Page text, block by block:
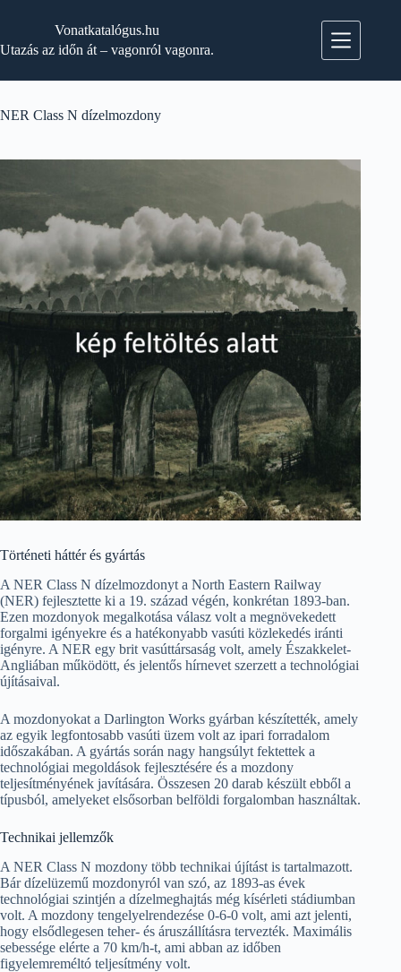
Vonatkatalógus.hu
Utazás az időn át – vagonról vagonra.
NER Class N dízelmozdony
Történeti háttér és gyártás
A NER Class N dízelmozdonyt a North Eastern Railway
(NER) fejlesztette ki a 19. század végén, konkrétan 1893-ban.
Ezen mozdonyok megalkotása válasz volt a megnövekedett
forgalmi igényekre és a hatékonyabb vasúti közlekedés iránti
igényre. A NER egy brit vasúttársaság volt, amely Északkelet-
Angliában működött, és jelentős hírnevet szerzett a technológiai
újításaival.
A mozdonyokat a Darlington Works gyárban készítették, amely
az egyik legfontosabb vasúti üzem volt az ipari forradalom
időszakában. A gyártás során nagy hangsúlyt fektettek a
technológiai megoldások fejlesztésére és a mozdony
teljesítményének javítására. Összesen 20 darab készült ebből a
típusból, amelyeket elsősorban belföldi forgalomban használtak.
Technikai jellemzők
A NER Class N mozdony több technikai újítást is tartalmazott.
Bár dízelüzemű mozdonyról van szó, az 1893-as évek
technológiai szintjén a dízelmeghajtás még kísérleti stádiumban
volt. A mozdony tengelyelrendezése 0-6-0 volt, ami azt jelenti,
hogy elsődlegesen teher- és áruszállításra tervezték. Maximális
sebessége elérte a 70 km/h-t, ami abban az időben
figyelemreméltó teljesítmény volt.